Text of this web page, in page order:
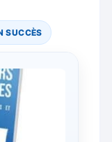
SUCCÈS